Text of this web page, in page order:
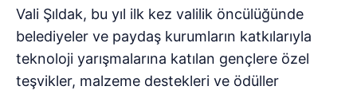
Vali Şıldak, bu yıl ilk kez valilik öncülüğünde
belediyeler ve paydaş kurumların katkılarıyla
teknoloji yarışmalarına katılan gençlere özel
teşvikler, malzeme destekleri ve ödüller